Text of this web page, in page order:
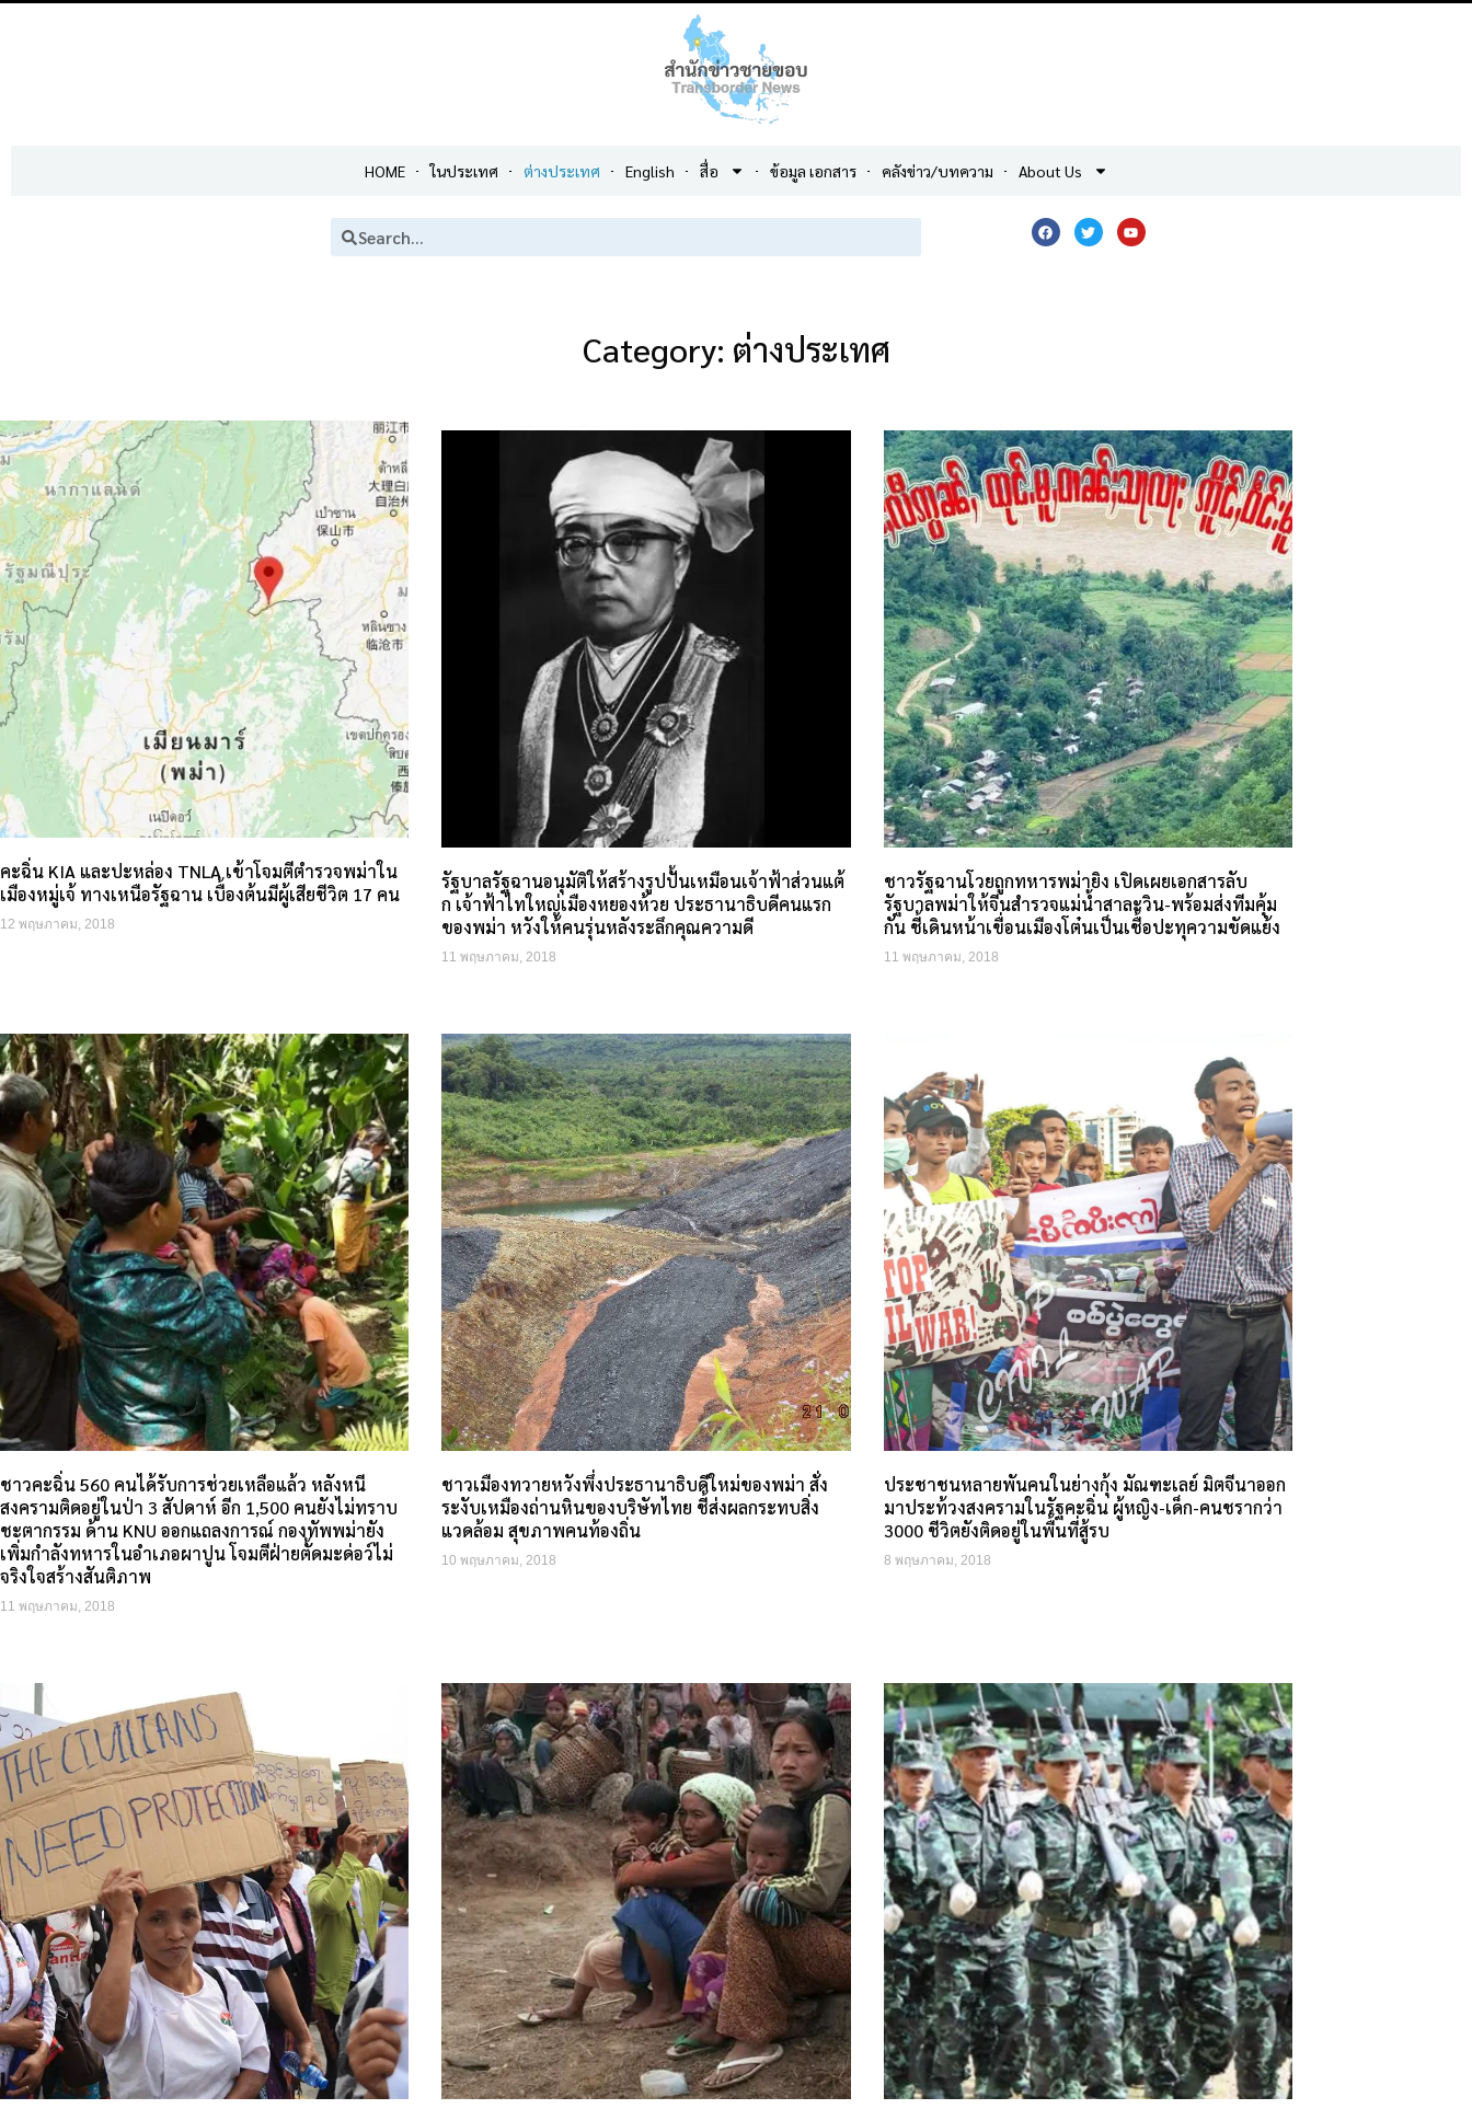
HOME ในประเทศ ต่างประเทศ English สื่อ ข้อมูล เอกสาร คลังข่าว/บทความ About Us
Category: ต่างประเทศ
คะฉิ่น KIA และปะหล่อง TNLA เข้าโจมตีตำรวจพม่าใน
เมืองหมู่เจ้ ทางเหนือรัฐฉาน เบื้องต้นมีผู้เสียชีวิต 17 คน
12 พฤษภาคม, 2018
รัฐบาลรัฐฉานอนุมัติให้สร้างรูปปั้นเหมือนเจ้าฟ้าส่วนแต้
ก เจ้าฟ้าไทใหญ่เมืองหยองห้วย ประธานาธิบดีคนแรก
ของพม่า หวังให้คนรุ่นหลังระลึกคุณความดี
11 พฤษภาคม, 2018
ชาวรัฐฉานโวยถูกทหารพม่ายิง เปิดเผยเอกสารลับ
รัฐบาลพม่าให้จีนสำรวจแม่น้ำสาละวิน-พร้อมส่งทีมคุ้ม
กัน ชี้เดินหน้าเขื่อนเมืองโต๋นเป็นเชื้อปะทุความขัดแย้ง
11 พฤษภาคม, 2018
ชาวคะฉิ่น 560 คนได้รับการช่วยเหลือแล้ว หลังหนี
สงครามติดอยู่ในป่า 3 สัปดาห์ อีก 1,500 คนยังไม่ทราบ
ชะตากรรม ด้าน KNU ออกแถลงการณ์ กองทัพพม่ายัง
เพิ่มกำลังทหารในอำเภอผาปูน โจมตีฝ่ายตั้ดมะด่อว์ไม่
จริงใจสร้างสันติภาพ
11 พฤษภาคม, 2018
ชาวเมืองทวายหวังพึ่งประธานาธิบดีใหม่ของพม่า สั่ง
ระงับเหมืองถ่านหินของบริษัทไทย ชี้ส่งผลกระทบสิ่ง
แวดล้อม สุขภาพคนท้องถิ่น
10 พฤษภาคม, 2018
ประชาชนหลายพันคนในย่างกุ้ง มัณฑะเลย์ มิตจีนาออก
มาประท้วงสงครามในรัฐคะฉิ่น ผู้หญิง-เด็ก-คนชรากว่า
3000 ชีวิตยังติดอยู่ในพื้นที่สู้รบ
8 พฤษภาคม, 2018